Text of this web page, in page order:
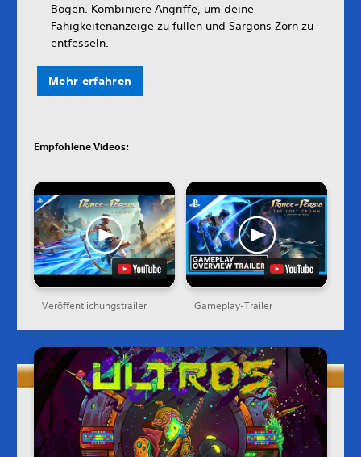
Bogen. Kombiniere Angriffe, um deine
Fähigkeitenanzeige zu füllen und Sargons Zorn zu
entfesseln.
Mehr erfahren
Empfohlene Videos:
Veröffentlichungstrailer Gameplay-Trailer